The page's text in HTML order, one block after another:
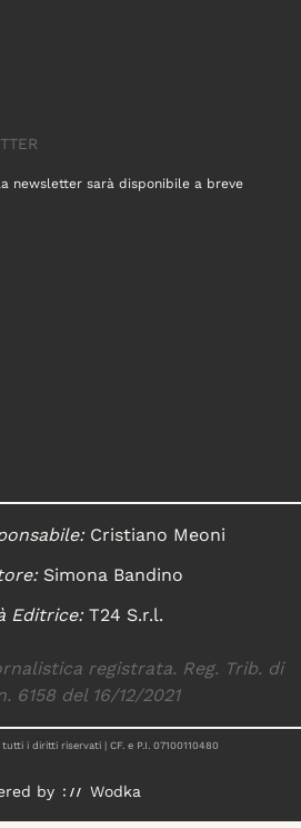
newsletter sarà disponibile a breve
Cristiano Meoni
Simona Bandino
Editrice:T24 S.r.l.
registrata. Reg. Trib. di
6158 del 16/12/2021
tutti i diritti riservati | CF. e P.I. 07100110480
by Wodka